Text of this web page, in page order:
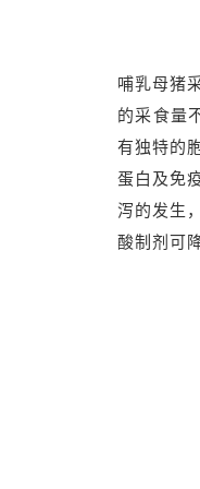
哺乳母猪
的采食量
有独特的
蛋白及免
泻的发生
酸制剂可